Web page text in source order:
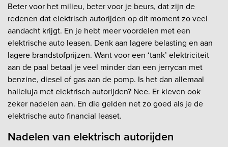
Beter voor het milieu, beter voor je beurs, dat zijn de
redenen dat elektrisch autorijden op dit moment zo veel
aandacht krijgt. En je hebt meer voordelen met een
elektrische auto leasen. Denk aan lagere belasting en aan
lagere brandstofprijzen. Want voor een ‘tank’ elektriciteit
aan de paal betaal je veel minder dan een jerrycan met
benzine, diesel of gas aan de pomp. Is het dan allemaal
halleluja met elektrisch autorijden? Nee. Er kleven ook
zeker nadelen aan. En die gelden net zo goed als je de
elektrische auto financial leaset.
Nadelen van elektrisch autorijden